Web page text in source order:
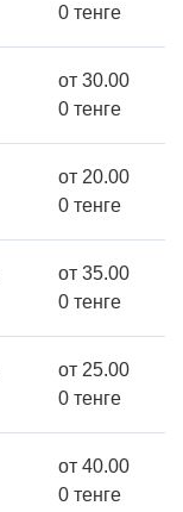
0 тенге
от 30.00
0 тенге
от 20.00
0 тенге
от 35.00
0 тенге
от 25.00
0 тенге
от 40.00
0 тенге